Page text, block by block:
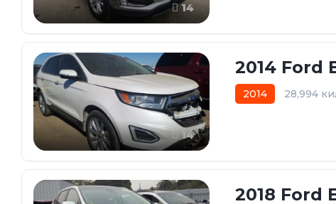
14
14
2014 Ford
2014 28,994
2018 Ford